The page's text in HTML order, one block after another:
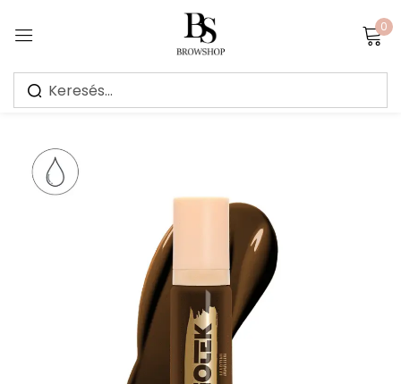
0
Sign in
Elfelejtett jelszó?
Bejelentkezés
Create an account